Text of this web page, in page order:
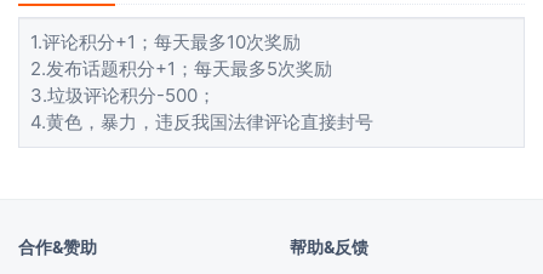
1.评论积分+1；每天最多10次奖励
2.发布话题积分+1；每天最多5次奖励
3.垃圾评论积分-500；
4.黄色，暴力，违反我国法律评论直接封号
合作&赞助 帮助&反馈